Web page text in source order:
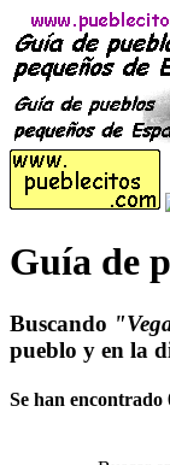
Guía de
Buscando
pueblo y en la
Se han encontrado